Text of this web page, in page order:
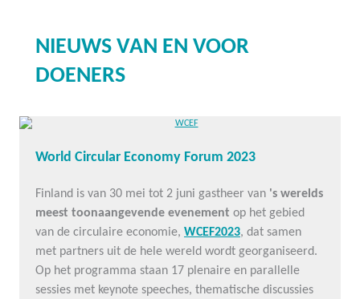
NIEUWS VAN EN VOOR
DOENERS
World Circular Economy Forum 2023
Finland is van 30 mei tot 2 juni gastheer van 's werelds
meest toonaangevende evenement op het gebied
van de circulaire economie, WCEF2023, dat samen
met partners uit de hele wereld wordt georganiseerd.
Op het programma staan 17 plenaire en parallelle
sessies met keynote speeches, thematische discussies